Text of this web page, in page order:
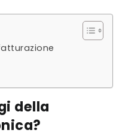
della